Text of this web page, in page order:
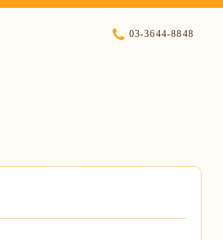
03-3644-8848